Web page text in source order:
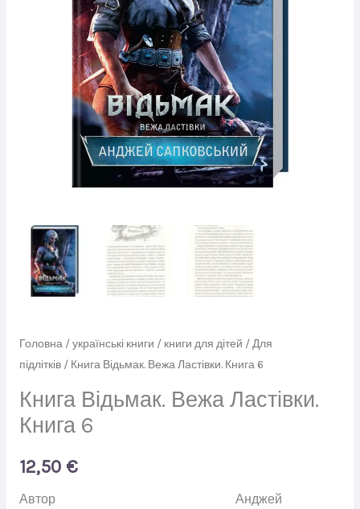
Головна/українські книги / книги для дітей /Для
підлітків/ Книга Відьмак. Вежа Ластівки. Книга 6
Книга Відьмак. Вежа Ластівки.
Книга 6
12,50 €
Автор Анджей